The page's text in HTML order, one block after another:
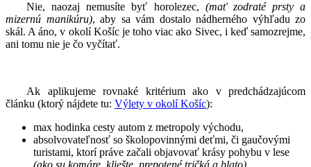
Nie, naozaj nemusíte byť horolezec, (mať zodraté prsty a
mizernú manikúru), aby sa vám dostalo nádherného výhľadu zo
skál. A áno, v okolí Košíc je toho viac ako Sivec, i keď samozrejme,
ani tomu nie je čo vyčítať.
Ak aplikujeme rovnaké kritérium ako v predchádzajúcom
článku (ktorý nájdete tu: Výlety v okolí Košíc):
max hodinka cesty autom z metropoly východu,
absolvovateľnosť so školopovinnými deťmi, či gaučovými
turistami, ktorí práve začali objavovať krásy pohybu v lese
(ako su komáre, kliešte, prepotené tričká a blato),